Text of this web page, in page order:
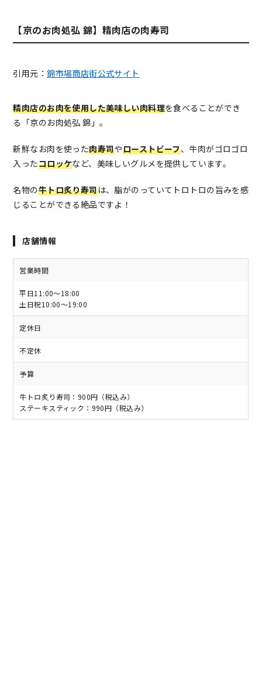
【京のお肉処弘 錦】精肉店の肉寿司
引用元：錦市場商店街公式サイト
精肉店のお肉を使用した美味しい肉料理を食べることができ
る「京のお肉処弘 錦」。
新鮮なお肉を使った肉寿司やローストビーフ、牛肉がゴロゴロ
入ったコロッケなど、美味しいグルメを提供しています。
名物の牛トロ炙り寿司は、脂がのっていてトロトロの旨みを感
じることができる絶品ですよ！
店舗情報
営業時間
平日11:00〜18:00
土日祝10:00〜19:00
定休日
不定休
予算
牛トロ炙り寿司：900円（税込み）
ステーキスティック：990円（税込み）